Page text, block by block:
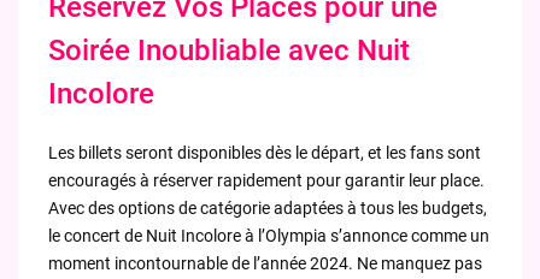
Réservez Vos Places pour une
Soirée Inoubliable avec Nuit
Incolore
Les billets seront disponibles dès le départ, et les fans sont
encouragés à réserver rapidement pour garantir leur place.
Avec des options de catégorie adaptées à tous les budgets,
le concert de Nuit Incolore à l’Olympia s’annonce comme un
moment incontournable de l’année 2024. Ne manquez pas